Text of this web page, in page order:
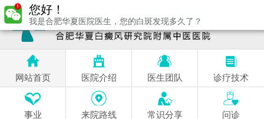
网站首页 医院介绍 医生团队 诊疗技术
事业 来院路线 常识分享 问诊
您好！
我是合肥华夏医院医生，您的白斑发现多久了？